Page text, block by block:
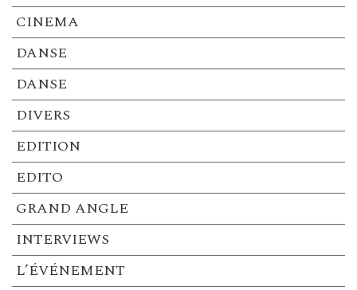
CINEMA
DANSE
DANSE
DIVERS
EDITION
EDITO
GRAND ANGLE
INTERVIEWS
L’ÉVÉNEMENT